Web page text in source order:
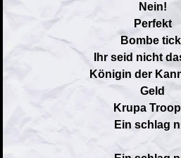
Nein!
Perfekt
Bombe
Ihr seid nicht
Königin der
Geld
Krupa
Ein schlag